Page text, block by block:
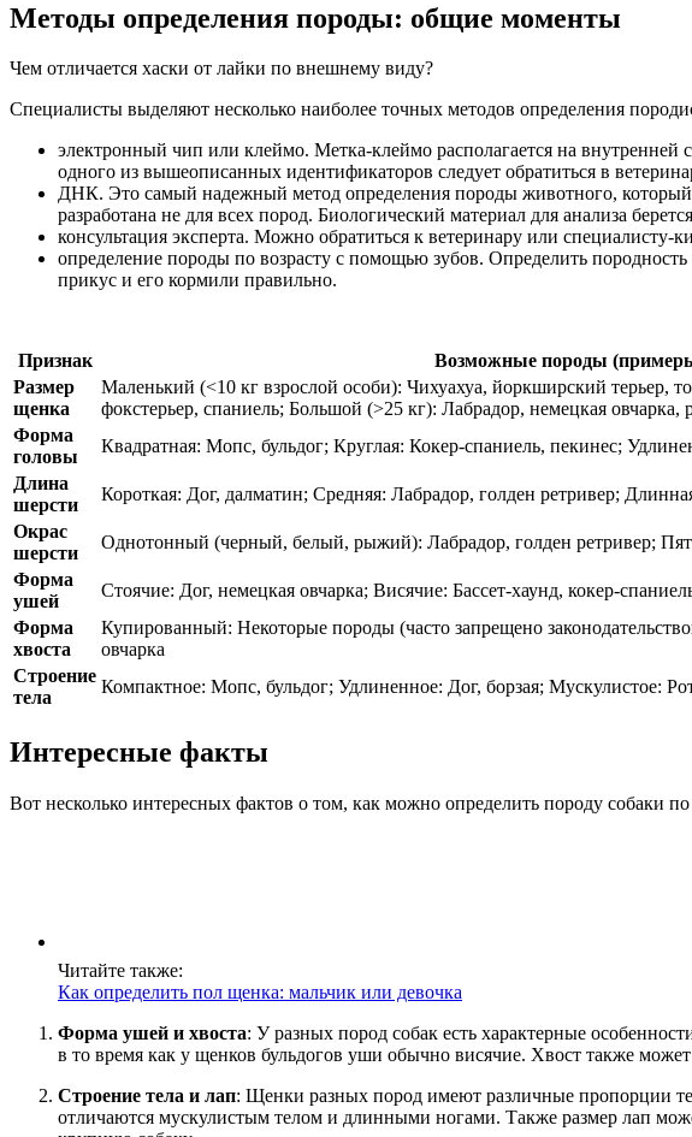
Методы определения породы: общие моменты
Чем отличается хаски от лайки по внешнему виду?
Специалисты выделяют несколько наиболее точных методов определения
электронный чип или клеймо. Метка-клеймо располагается на
одного из вышеописанных идентификаторов следует обратиться в
ДНК. Это самый надежный метод определения породы животного, который
разработана не для всех пород. Биологический материал для анализа
консультация эксперта. Можно обратиться к ветеринару или
определение породы по возрасту с помощью зубов. Определить
прикус и его кормили правильно.
Признак Возможные породы
Размер
щенка
Маленький (<10 кг взрослой особи): Чихуахуа, йоркширский терьер,
фокстерьер, спаниель; Большой (>25 кг): Лабрадор, немецкая овчарка,
Форма
головы
Квадратная: Мопс, бульдог; Круглая: Кокер-спаниель, пекинес;
Длина
шерсти
Короткая: Дог, далматин; Средняя: Лабрадор, голден ретривер;
Окрас
шерсти
Однотонный (черный, белый, рыжий): Лабрадор, голден ретривер;
Форма
ушей
Стоячие: Дог, немецкая овчарка; Висячие: Бассет-хаунд, кокер-
Форма
хвоста
Купированный: Некоторые породы (часто запрещено
овчарка
Строение
тела
Компактное: Мопс, бульдог; Удлиненное: Дог, борзая; Мускулистое:
Интересные факты
Вот несколько интересных фактов о том, как можно определить породу собаки
Читайте также:
Как определить пол щенка: мальчик или девочка
Форма ушей и хвоста: У разных пород собак есть характерные
в то время как у щенков бульдогов уши обычно висячие. Хвост также
Строение тела и лап: Щенки разных пород имеют различные пропорции
отличаются мускулистым телом и длинными ногами. Также размер лап